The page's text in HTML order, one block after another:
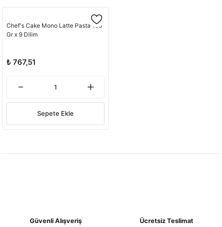
Chef's Cake Mono Latte Pasta 150
Gr x 9 Dilim
₺ 767,51
Sepete Ekle
Güvenli Alışveriş Ücretsiz Teslimat